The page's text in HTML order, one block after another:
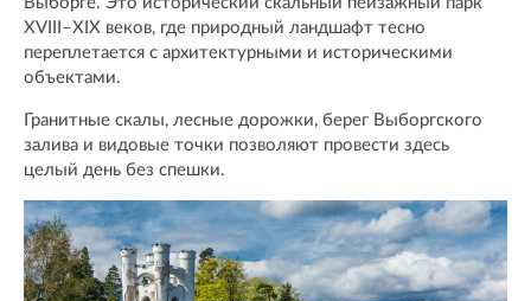
XVIII–XIX веков, где природный ландшафт тесно
переплетается с архитектурными и историческими
объектами.
Гранитные скалы, лесные дорожки, берег Выборгского
залива и видовые точки позволяют провести здесь
целый день без спешки.